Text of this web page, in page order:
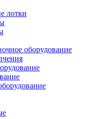
лотки
оборудование